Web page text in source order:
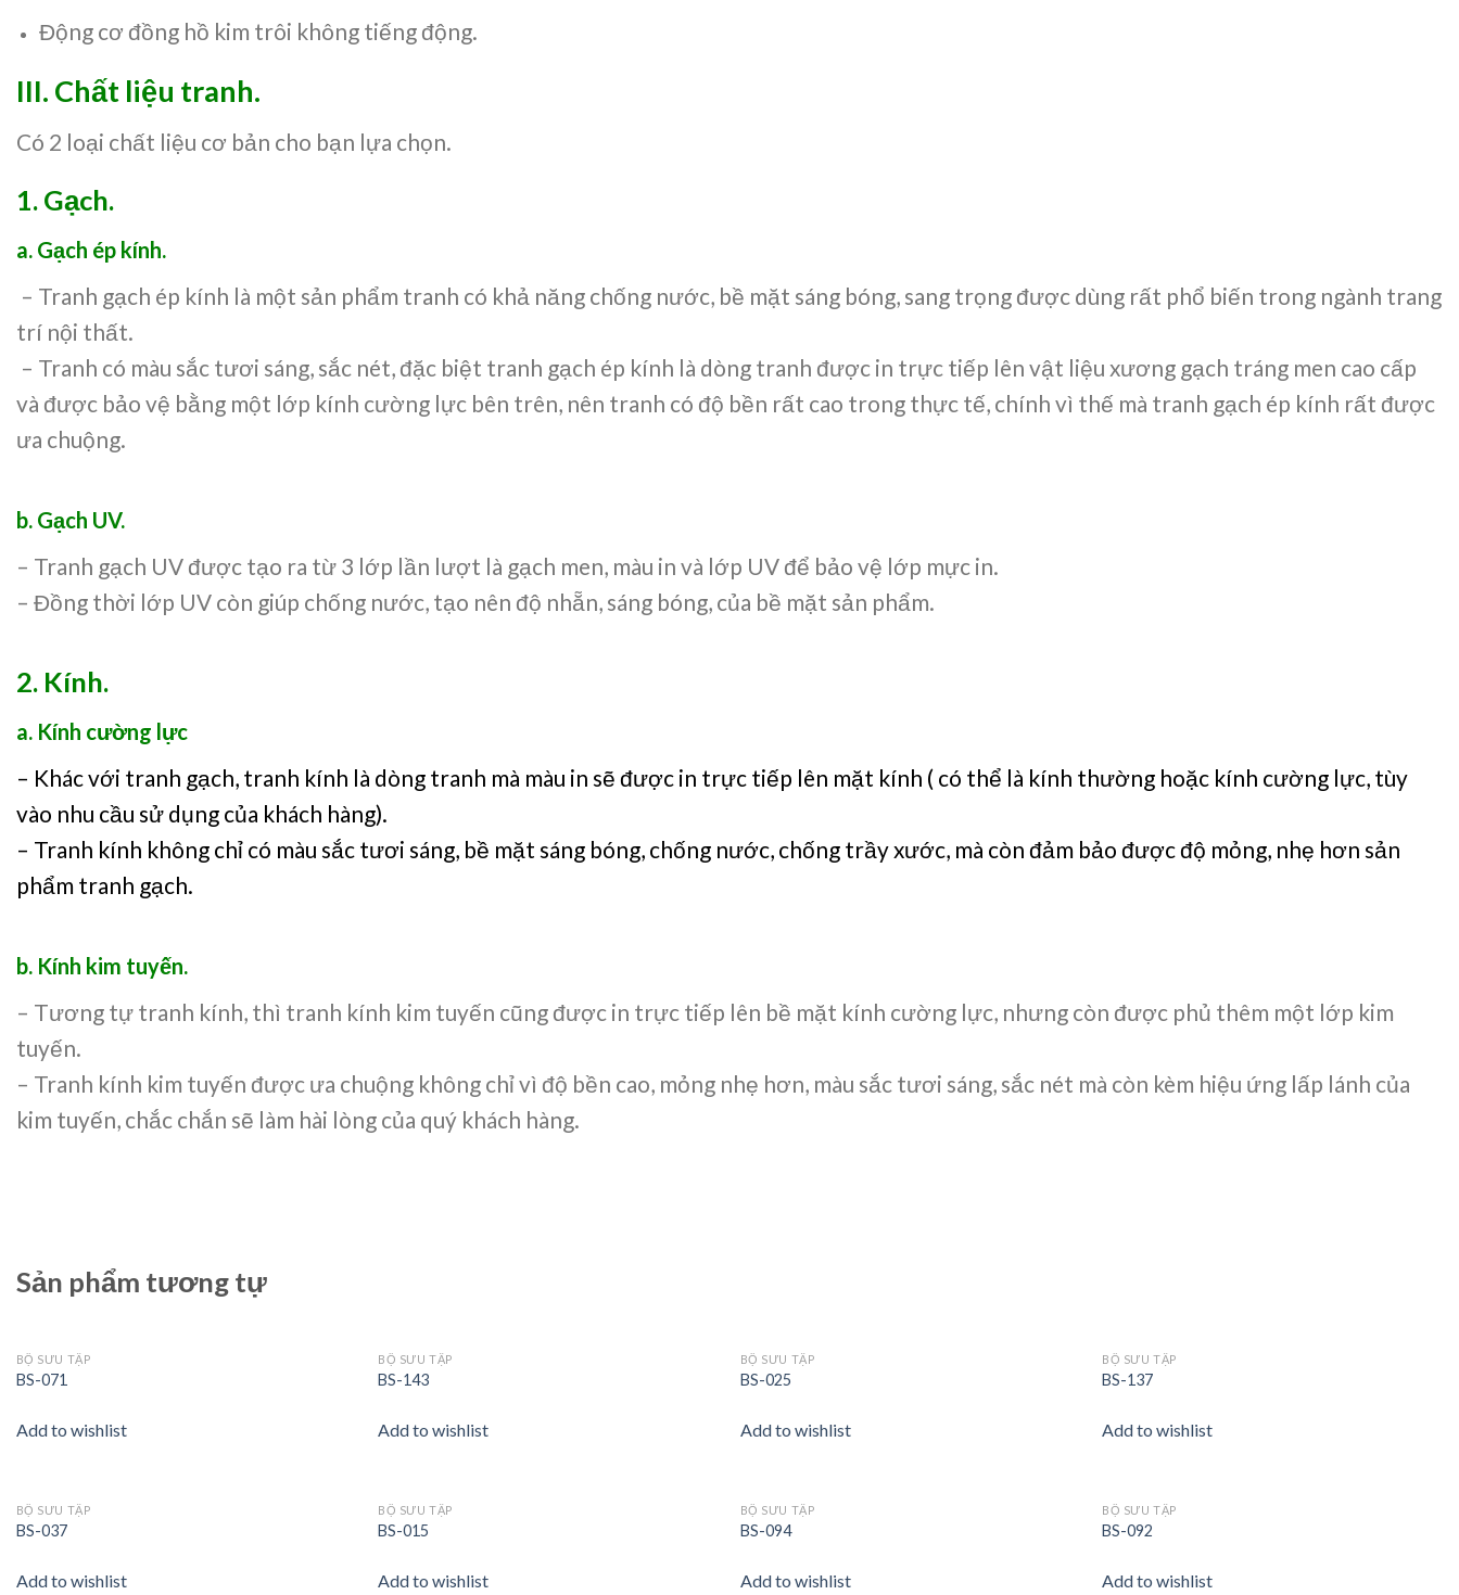
Động cơ đồng hồ kim trôi không tiếng động.
III. Chất liệu tranh.
Có 2 loại chất liệu cơ bản cho bạn lựa chọn.
1. Gạch.
a. Gạch ép kính.
– Tranh gạch ép kính là một sản phẩm tranh có khả năng chống nước, bề mặt sáng bóng, sang trọng được dùng rất phổ biến trong ngành trang
trí nội thất.
– Tranh có màu sắc tươi sáng, sắc nét, đặc biệt tranh gạch ép kính là dòng tranh được in trực tiếp lên vật liệu xương gạch tráng men cao cấp
và được bảo vệ bằng một lớp kính cường lực bên trên, nên tranh có độ bền rất cao trong thực tế, chính vì thế mà tranh gạch ép kính rất được
ưa chuộng.
b. Gạch UV.
– Tranh gạch UV được tạo ra từ 3 lớp lần lượt là gạch men, màu in và lớp UV để bảo vệ lớp mực in.
– Đồng thời lớp UV còn giúp chống nước, tạo nên độ nhẵn, sáng bóng, của bề mặt sản phẩm.
2. Kính.
a. Kính cường lực
– Khác với tranh gạch, tranh kính là dòng tranh mà màu in sẽ được in trực tiếp lên mặt kính ( có thể là kính thường hoặc kính cường lực, tùy
vào nhu cầu sử dụng của khách hàng).
– Tranh kính không chỉ có màu sắc tươi sáng, bề mặt sáng bóng, chống nước, chống trầy xước, mà còn đảm bảo được độ mỏng, nhẹ hơn sản
phẩm tranh gạch.
b. Kính kim tuyến.
– Tương tự tranh kính, thì tranh kính kim tuyến cũng được in trực tiếp lên bề mặt kính cường lực, nhưng còn được phủ thêm một lớp kim
tuyến.
– Tranh kính kim tuyến được ưa chuộng không chỉ vì độ bền cao, mỏng nhẹ hơn, màu sắc tươi sáng, sắc nét mà còn kèm hiệu ứng lấp lánh của
kim tuyến, chắc chắn sẽ làm hài lòng của quý khách hàng.
Sản phẩm tương tự
BỘ SƯU TẬP
BS-071
Add to wishlist
BỘ SƯU TẬP
BS-143
Add to wishlist
BỘ SƯU TẬP
BS-025
Add to wishlist
BỘ SƯU TẬP
BS-137
Add to wishlist
BỘ SƯU TẬP
BS-037
Add to wishlist
BỘ SƯU TẬP
BS-015
Add to wishlist
BỘ SƯU TẬP
BS-094
Add to wishlist
BỘ SƯU TẬP
BS-092
Add to wishlist